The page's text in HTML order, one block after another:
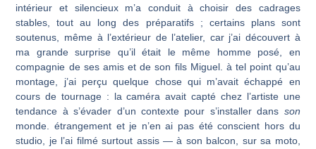
intérieur et silencieux m’a conduit à choisir des cadrages
stables, tout au long des préparatifs ; certains plans sont
soutenus, même à l’extérieur de l’atelier, car j’ai découvert à
ma grande surprise qu’il était le même homme posé, en
compagnie de ses amis et de son fils Miguel. à tel point qu’au
montage, j’ai perçu quelque chose qui m’avait échappé en
cours de tournage : la caméra avait capté chez l’artiste une
tendance à s’évader d’un contexte pour s’installer dans son
monde. étrangement et je n’en ai pas été conscient hors du
studio, je l’ai filmé surtout assis — à son balcon, sur sa moto,